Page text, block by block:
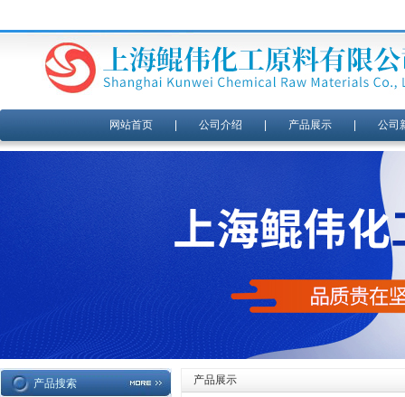
网站首页| 公司介绍 产品展示| 公司
产品搜索
产品展示